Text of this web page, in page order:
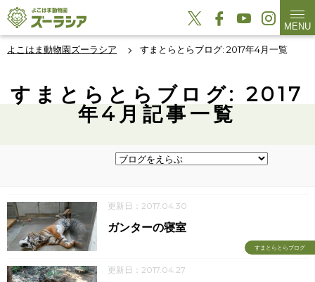
MENU
よこはま動物園ズーラシア すまとらとらブログ: 2017年4月一覧
すまとらとらブログ: 2017
年4月記事一覧
更新日：2017.04.30
すまとらとらブログ
ガンターの寝室
更新日：2017.04.27